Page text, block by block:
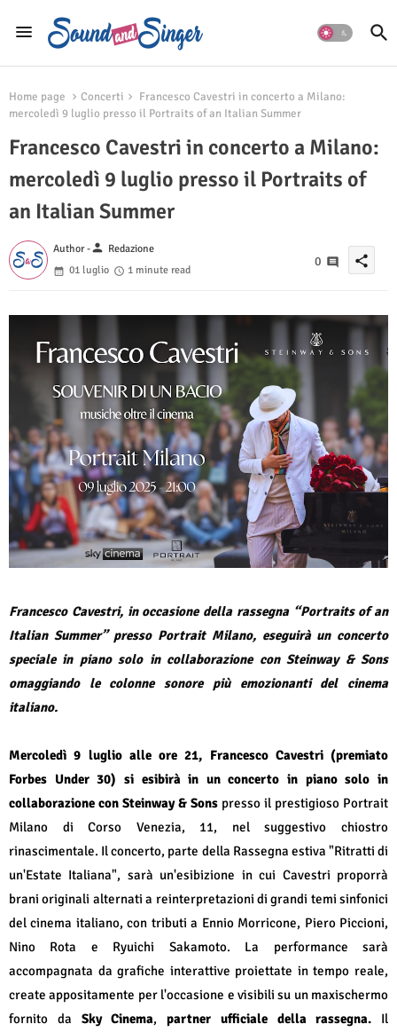
Home page Concerti
Francesco Cavestri in concerto a Milano:
mercoledì 9 luglio presso il Portraits of an Italian Summer
Francesco Cavestri in concerto a Milano:
mercoledì 9 luglio presso il Portraits of
an Italian Summer
Author -person Redazione
01 luglio
1 minute read
0 share
Francesco Cavestri, in occasione della rassegna “Portraits of an
Italian Summer” presso Portrait Milano, eseguirà un concerto
speciale in piano solo in collaborazione con Steinway & Sons
omaggiando le colonne sonore più emozionanti del cinema
italiano.
Mercoledì 9 luglio alle ore 21, Francesco Cavestri (premiato
Forbes Under 30) si esibirà in un concerto in piano solo in
collaborazione con Steinway & Sons presso il prestigioso Portrait
Milano di Corso Venezia, 11, nel suggestivo chiostro
rinascimentale. Il concerto, parte della Rassegna estiva "Ritratti di
un'Estate Italiana", sarà un'esibizione in cui Cavestri proporrà
brani originali alternati a reinterpretazioni di grandi temi sinfonici
del cinema italiano, con tributi a Ennio Morricone, Piero Piccioni,
Nino Rota e Ryuichi Sakamoto. La performance sarà
accompagnata da grafiche interattive proiettate in tempo reale,
create appositamente per l'occasione e visibili su un maxischermo
fornito da Sky Cinema, partner ufficiale della rassegna. Il